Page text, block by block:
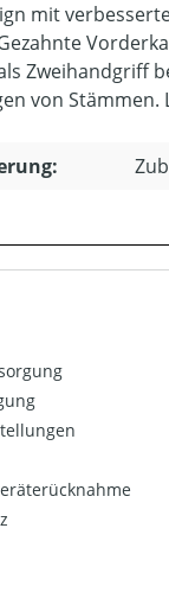
mit
Zweihandgriff
von Stämmen.